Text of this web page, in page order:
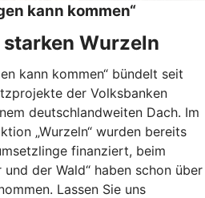
kann kommen“
Wurzeln
kann kommen“ bündelt seit
der Volksbanken
deutschlandweiten Dach. Im
„Wurzeln“ wurden bereits
finanziert, beim
der Wald“ haben schon über
Lassen Sie uns